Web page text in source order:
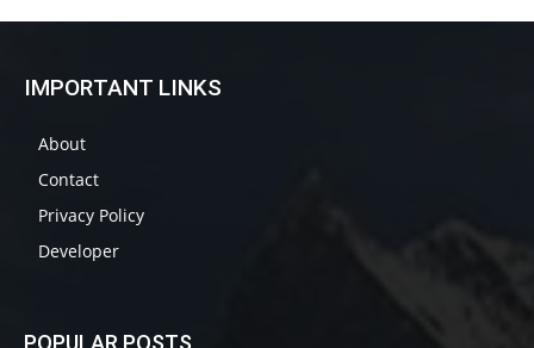
IMPORTANT LINKS
About
Contact
Privacy Policy
Developer
POPULAR POSTS